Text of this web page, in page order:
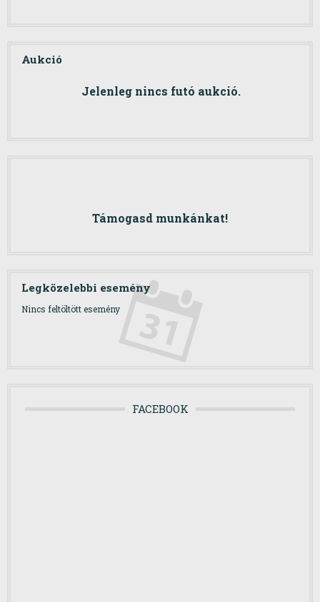
Aukció
Jelenleg nincs futó aukció.
Támogasd munkánkat!
Legközelebbi esemény
Nincs feltöltött esemény
FACEBOOK